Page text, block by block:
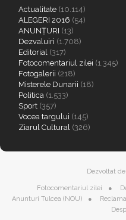
Actualitate (10.114)
ALEGERI 2016 (54)
ANUNȚURI (13)
Dezvaluiri (1.708)
Editorial (317)
Fotocomentariul zilei (1.345)
Fotogalerii (218)
Misterele Dunarii (18)
Politica (1.533)
Sport (357)
Vocea targului (145)
Ziarul Cultural (326)
Dezvoltat de:
Fotocomentariul zilei
Anunturi Tulcea (NOU)